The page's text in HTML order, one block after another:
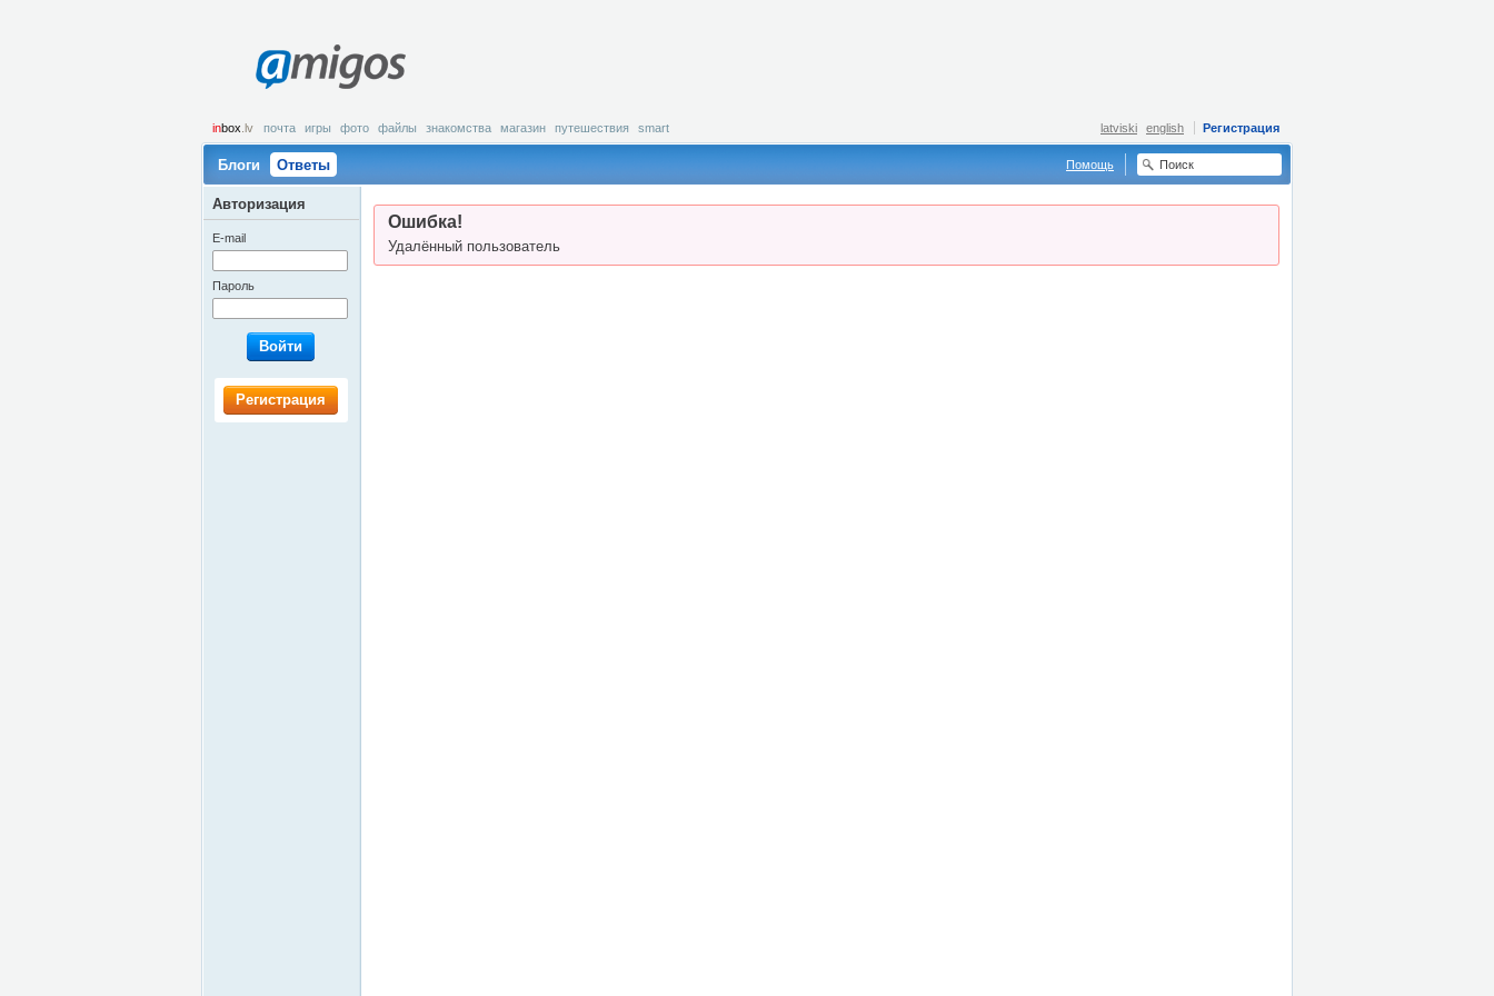
amigos
inbox .lv почта игры фото файлы знакомства магазин путешествия smart Регистрация
latviski english
Блоги Ответы Помощь
Ошибка!
Удалённый пользователь
Авторизация
E-mail
Пароль
Войти
Регистрация